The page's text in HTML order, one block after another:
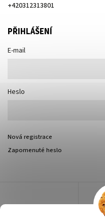
+420312313801
PŘIHLÁŠENÍ
E-mail
Heslo
Nová registrace
Zapomenuté heslo